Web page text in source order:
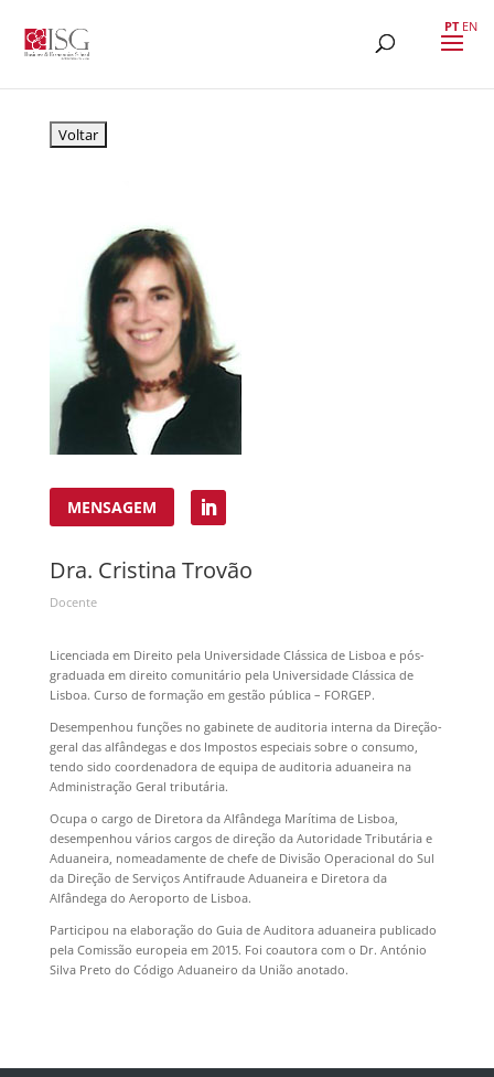
MENSAGEM
Dra. Cristina Trovão
Docente
Licenciada em Direito pela Universidade Clássica de Lisboa e pós-
graduada em direito comunitário pela Universidade Clássica de
Lisboa. Curso de formação em gestão pública – FORGEP.
Desempenhou funções no gabinete de auditoria interna da Direção-
geral das alfândegas e dos Impostos especiais sobre o consumo,
tendo sido coordenadora de equipa de auditoria aduaneira na
Administração Geral tributária.
Ocupa o cargo de Diretora da Alfândega Marítima de Lisboa,
desempenhou vários cargos de direção da Autoridade Tributária e
Aduaneira, nomeadamente de chefe de Divisão Operacional do Sul
da Direção de Serviços Antifraude Aduaneira e Diretora da
Alfândega do Aeroporto de Lisboa.
Participou na elaboração do Guia de Auditora aduaneira publicado
pela Comissão europeia em 2015. Foi coautora com o Dr. António
Silva Preto do Código Aduaneiro da União anotado.
PT EN